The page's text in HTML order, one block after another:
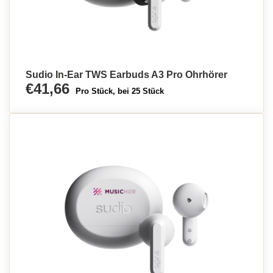
Sudio In-Ear TWS Earbuds A3 Pro Ohrhörer
€41,66 Pro Stück, bei 25 Stück